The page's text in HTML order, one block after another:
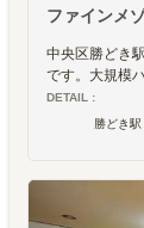
ファインメ
中央区勝どき
です。大規模
DETAIL :
勝どき